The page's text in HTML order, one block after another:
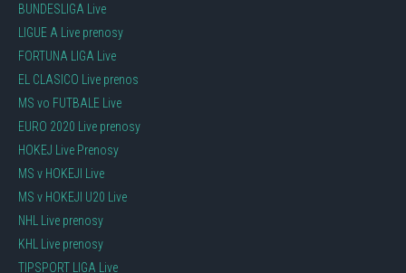
BUNDESLIGA Live
LIGUE A Live prenosy
FORTUNA LIGA Live
EL CLASICO Live prenos
MS vo FUTBALE Live
EURO 2020 Live prenosy
HOKEJ Live Prenosy
MS v HOKEJI Live
MS v HOKEJI U20 Live
NHL Live prenosy
KHL Live prenosy
TIPSPORT LIGA Live